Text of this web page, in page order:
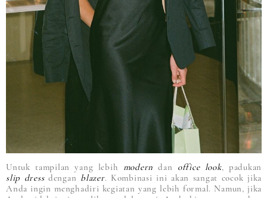
Untuk tampilan yang lebih modern dan office look, padukan
slip dressdenganblazer. Kombinasi ini akan sangat cocok jika
Anda ingin menghadiri kegiatan yang lebih formal. Namun, jika